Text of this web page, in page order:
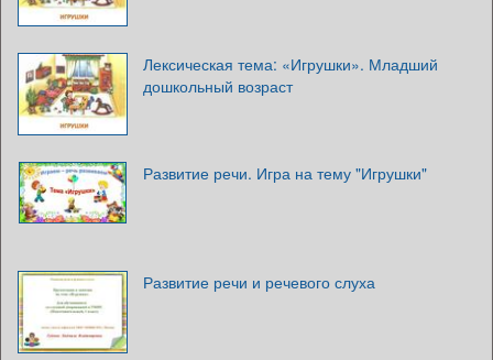
Лексическая тема: «Игрушки». Младший
дошкольный возраст
Развитие речи. Игра на тему "Игрушки"
Развитие речи и речевого слуха